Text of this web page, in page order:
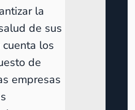
la
de sus
los
de
empresas